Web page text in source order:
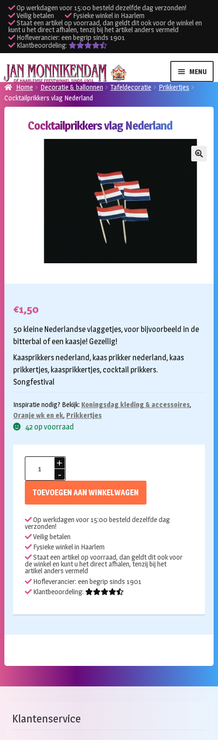
Op werkdagen voor 15:00 besteld dezelfde dag verzonden!
Veilig betalen
Fysieke winkel in Haarlem
Staat een artikel op voorraad, dan geldt dit ook voor de winkel en
kunt u het direct afhalen, tenzij bij het artikel anders vermeld
Hofleverancier: een begrip sinds 1901
Klantbeoordeling:
Ga
door
naar
navigatie
Ga
naar
de
inhoud
MENU
Verhuur kleding
Verhuur apparatuur
Home Decoratie & ballonnen Tafeldecoratie
Prikkertjes
Cocktailprikkers vlag Nederland
Cocktailprikkers vlag Nederland
€1,50
50 kleine Nederlandse vlaggetjes, voor bijvoorbeeld in de
bitterbal of een kaasje! Gezellig!
Kaasprikkers nederland, kaas prikker nederland, kaas
prikkertjes, kaasprikkertjes, cocktail prikkers.
Songfestival
Inspiratie nodig? Bekijk: Koningsdag kleding & accessoires,
Oranje wk en ek, Prikkertjes
42 op voorraad
Cocktailprikkers
aantal
TOEVOEGEN AAN WINKELWAGEN
Op werkdagen voor 15:00 besteld dezelfde dag
verzonden!
Veilig betalen
Fysieke winkel in Haarlem
Staat een artikel op voorraad, dan geldt dit ook voor
de winkel en kunt u het direct afhalen, tenzij bij het
artikel anders vermeld
Hofleverancier: een begrip sinds 1901
Klantbeoordeling:
Klantenservice